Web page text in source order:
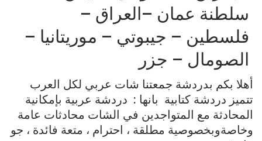
سلطنة عمان –العراق –
فلسطين – جيبوتي – موريتانيا –
الصومال – جزر
أهلا بكم بدردشة جمعتنا شات عربي لكل العرب
تتميز دردشة كتابية بانها : دردشة عربية بإمكانية
المحادثة مع المتواجدين في الشات محادثات عامة
وخاصةوبخصوصية مطلقة ، احترام ، متعة فائدة ، جو